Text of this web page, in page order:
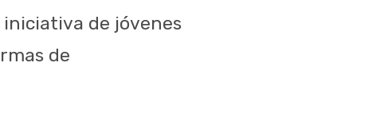
de jóvenes
de